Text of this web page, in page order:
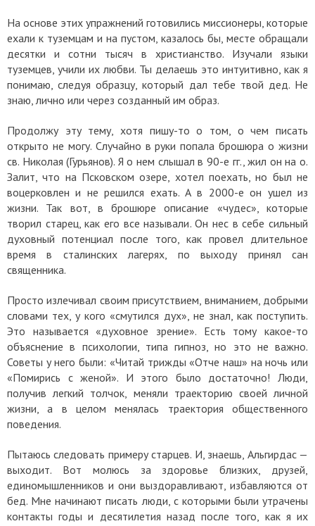
На основе этих упражнений готовились миссионеры, которые
ехали к туземцам и на пустом, казалось бы, месте обращали
десятки и сотни тысяч в христианство. Изучали языки
туземцев, учили их любви. Ты делаешь это интуитивно, как я
понимаю, следуя образцу, который дал тебе твой дед. Не
знаю, лично или через созданный им образ.
Продолжу эту тему, хотя пишу-то о том, о чем писать
открыто не могу. Случайно в руки попала брошюра о жизни
св. Николая (Гурьянов). Я о нем слышал в 90-е гг., жил он на о.
Залит, что на Псковском озере, хотел поехать, но был не
воцерковлен и не решился ехать. А в 2000-е он ушел из
жизни. Так вот, в брошюре описание «чудес», которые
творил старец, как его все называли. Он нес в себе сильный
духовный потенциал после того, как провел длительное
время в сталинских лагерях, по выходу принял сан
священника.
Просто излечивал своим присутствием, вниманием, добрыми
словами тех, у кого «смутился дух», не знал, как поступить.
Это называется «духовное зрение». Есть тому какое-то
объяснение в психологии, типа гипноз, но это не важно.
Советы у него были: «Читай трижды «Отче наш» на ночь или
«Помирись с женой». И этого было достаточно! Люди,
получив легкий толчок, меняли траекторию своей личной
жизни, а в целом менялась траектория общественного
поведения.
Пытаюсь следовать примеру старцев. И, знаешь, Альгирдас —
выходит. Вот молюсь за здоровье близких, друзей,
единомышленников и они выздоравливают, избавляются от
бед. Мне начинают писать люди, с которыми были утрачены
контакты годы и десятилетия назад после того, как я их